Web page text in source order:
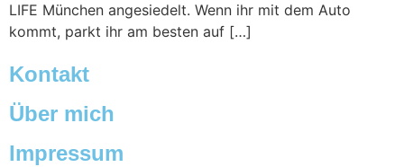
LIFE München angesiedelt. Wenn ihr mit dem Auto
kommt, parkt ihr am besten auf […]
Kontakt
Über mich
Impressum